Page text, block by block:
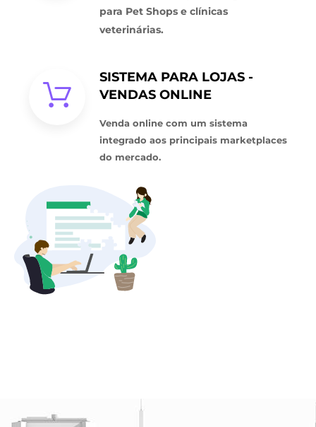
para Pet Shops e clínicas
veterinárias.
SISTEMA PARA LOJAS -
VENDAS ONLINE
Venda online com um sistema
integrado aos principais marketplaces
do mercado.